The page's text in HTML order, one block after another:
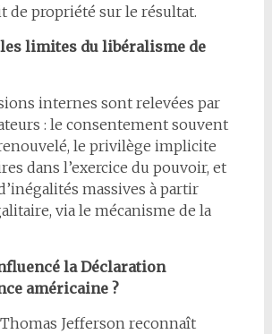
de propriété sur le résultat.
limites du libéralisme de
internes sont relevées par
: le consentement souvent
le privilège implicite
dans l’exercice du pouvoir, et
massives à partir
via le mécanisme de la
la Déclaration
américaine ?
Jefferson reconnaît